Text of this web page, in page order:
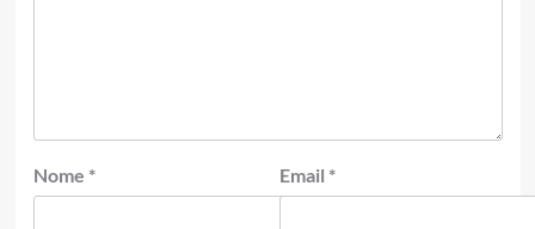
Nome * Email *